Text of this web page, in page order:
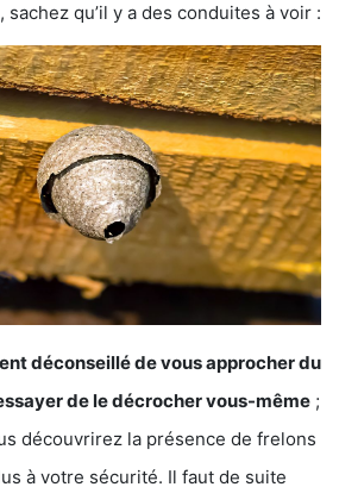
qu’il y a des conduites à voir :
déconseillé de vous approcher du
de le décrocher vous-même ;
découvrirez la présence de frelons
à votre sécurité. Il faut de suite